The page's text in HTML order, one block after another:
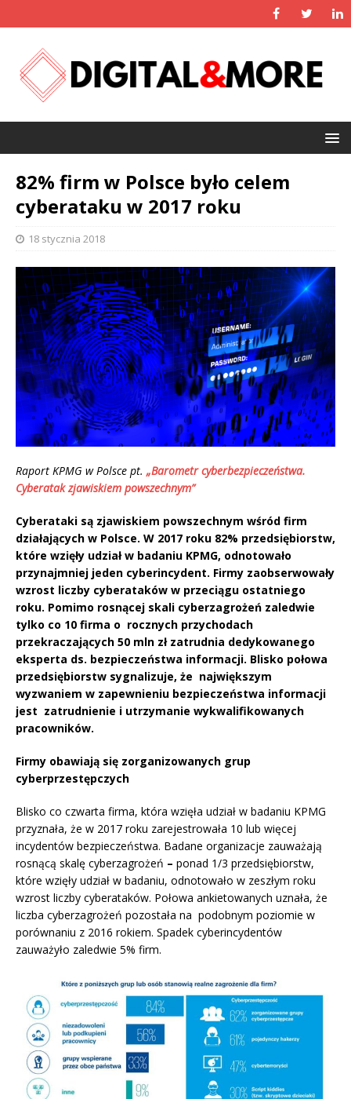
82% firm w Polsce było celem
cyberataku w 2017 roku
18 stycznia 2018
Raport KPMG w Polsce pt. „Barometr cyberbezpieczeństwa.
Cyberatak zjawiskiem powszechnym”
Cyberataki są zjawiskiem powszechnym wśród firm
działających w Polsce. W 2017 roku 82% przedsiębiorstw,
które wzięły udział w badaniu KPMG, odnotowało
przynajmniej jeden cyberincydent. Firmy zaobserwowały
wzrost liczby cyberataków w przeciągu ostatniego
roku. Pomimo rosnącej skali cyberzagrożeń zaledwie
tylko co 10 firma o rocznych przychodach
przekraczających 50 mln zł zatrudnia dedykowanego
eksperta ds. bezpieczeństwa informacji. Blisko połowa
przedsiębiorstw sygnalizuje, że największym
wyzwaniem w zapewnieniu bezpieczeństwa informacji
jest zatrudnienie i utrzymanie wykwalifikowanych
pracowników.
Firmy obawiają się zorganizowanych grup
cyberprzestępczych
Blisko co czwarta firma, która wzięła udział w badaniu KPMG
przyznała, że w 2017 roku zarejestrowała 10 lub więcej
incydentów bezpieczeństwa. Badane organizacje zauważają
rosnącą skalę cyberzagrożeń ­ – ponad 1/3 przedsiębiorstw,
które wzięły udział w badaniu, odnotowało w zeszłym roku
wzrost liczby cyberataków. Połowa ankietowanych uznała, że
liczba cyberzagrożeń pozostała na podobnym poziomie w
porównaniu z 2016 rokiem. Spadek cyberincydentów
zauważyło zaledwie 5% firm.